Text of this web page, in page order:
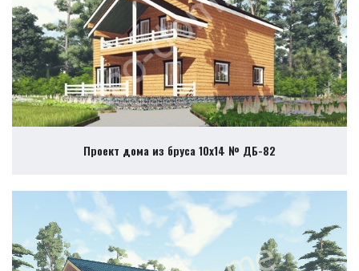
Проект дома из бруса 10х14 № ДБ-82